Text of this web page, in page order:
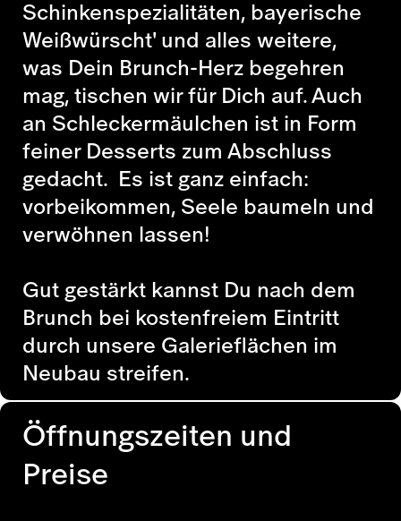
Schinkenspezialitäten, bayerische
Weißwürscht' und alles weitere,
was Dein Brunch-Herz begehren
mag, tischen wir für Dich auf. Auch
an Schleckermäulchen ist in Form
feiner Desserts zum Abschluss
gedacht. Es ist ganz einfach:
vorbeikommen, Seele baumeln und
verwöhnen lassen!
Gut gestärkt kannst Du nach dem
Brunch bei kostenfreiem Eintritt
durch unsere Galerieflächen im
Neubau streifen.
Öffnungszeiten und
Preise